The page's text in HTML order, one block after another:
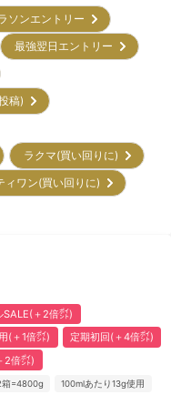
ソンエントリー
最強翌日エントリー
投稿)
ラクマ(買い回りに)
ィワン(買い回りに)
SALE(＋2倍㌽)
(＋1倍㌽)
定期初回(＋4倍㌽)
2倍㌽)
=4800g 100mlあたり13g使用